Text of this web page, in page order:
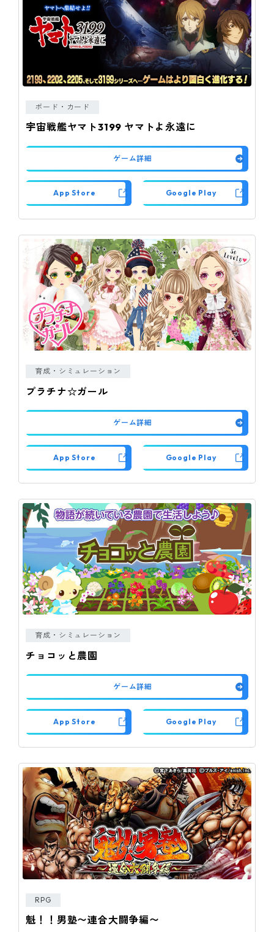
ボード・カード
宇宙戦艦ヤマト3199 ヤマトよ永遠に
ゲーム詳細
App Store Google Play
育成・シミュレーション
プラチナ☆ガール
ゲーム詳細
App Store Google Play
育成・シミュレーション
チョコッと農園
ゲーム詳細
App Store Google Play
RPG
魁！！男塾〜連合大闘争編〜